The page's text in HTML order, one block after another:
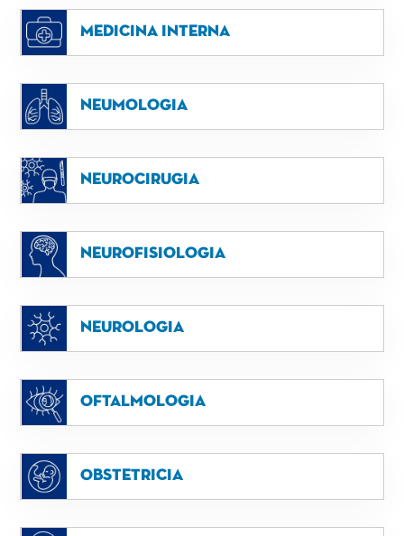
Medicina interna
Neumologia
Neurocirugia
Neurofisiologia
Neurologia
Oftalmologia
Obstetricia